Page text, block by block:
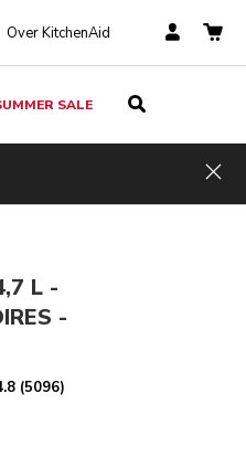
Over KitchenAid
SALE
L -
-
(5096)